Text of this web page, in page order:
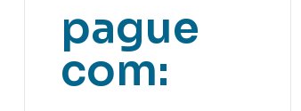
pague
com: